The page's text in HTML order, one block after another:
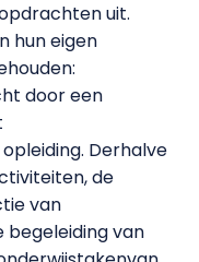
uit.
hun eigen
door een
Derhalve
de
van
begeleiding van